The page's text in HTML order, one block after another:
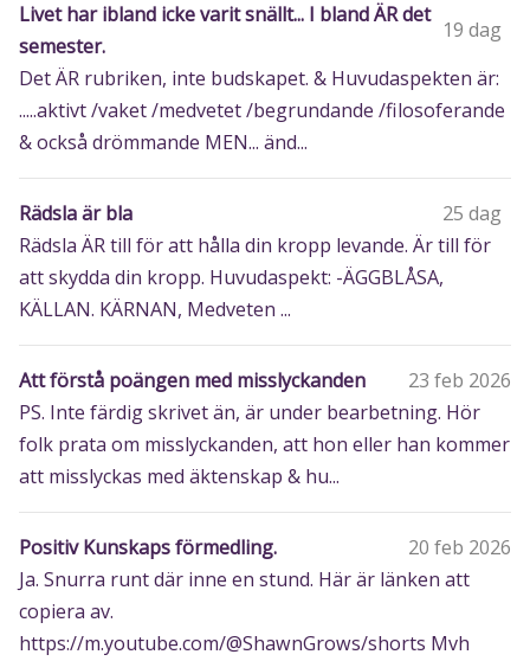
Livet har ibland icke varit snällt... I bland ÄR det
semester.
19 dag
Det ÄR rubriken, inte budskapet. & Huvudaspekten är:
.....aktivt /vaket /medvetet /begrundande /filosoferande
& också drömmande MEN... änd...
Rädsla är bla
25 dag
Rädsla ÄR till för att hålla din kropp levande. Är till för
att skydda din kropp. Huvudaspekt: -ÄGGBLÅSA,
KÄLLAN. KÄRNAN, Medveten ...
Att förstå poängen med misslyckanden
23 feb 2026
PS. Inte färdig skrivet än, är under bearbetning. Hör
folk prata om misslyckanden, att hon eller han kommer
att misslyckas med äktenskap & hu...
Positiv Kunskaps förmedling.
20 feb 2026
Ja. Snurra runt där inne en stund. Här är länken att
copiera av.
https://m.youtube.com/@ShawnGrows/shorts Mvh